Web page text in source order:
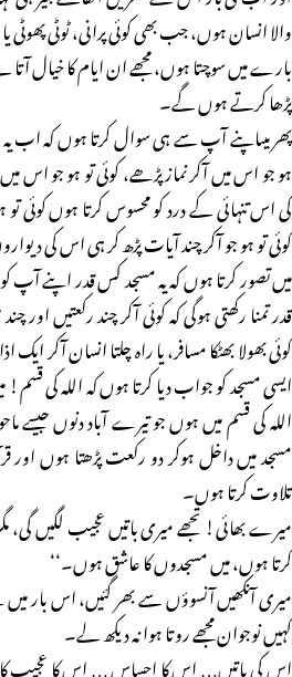
والا انسان ہوں، جب بھی کوئی پرانی، ٹوٹی
بارے میں سوچتا ہوں، مجھے ان ایام کا خیال
پڑھا کرتے ہوں گے۔
پھر میںاپنے آپ سے ہی سوال کرتا ہوں کہ اب یہ
ہو جو اس میں آکر نماز پڑھے، کوئی تو ہو جو اس
کی اس تنہائی کے درد کو محسوس کرتا ہوں کوئی
کوئی تو ہو جو آکر چند آیات پڑھ کر ہی اس کی
میں تصور کرتا ہوں کہ یہ مسجد کس قدر اپنے آپ
قدر تمنا رکھتی ہوگی کہ کوئی آکر چند رکعتیں
کوئی بھولا بھٹکا مسافر، یا راہ چلتا انسان آکر
ایسی مسجد کو جواب دیا کرتا ہوں کہ اللہ کی
اللہ کی قسم میں ہوں جو تیرے آباد دنوں جیسے
مسجد میں داخل ہوکر دو رکعت پڑھتا ہوں
تلاوت کرتا ہوں۔
میرے بھائی! تجھے میری باتیں عجیب لگیں گی،
کرتا ہوں، میں مسجدوں کا عاشق ہوں۔‘‘
میری آنکھیں آنسوؤں سے بھر گئیں، اس بار میں
کہیں نوجوان مجھے روتا ہوا نہ دیکھ لے۔
اس کی باتیں… اس کا احساس … اس کا